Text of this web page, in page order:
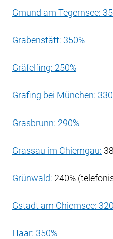
Gmund am Tegernsee:
Grabenstätt: 350%
Gräfelfing: 250%
Grafing bei München:
Grasbrunn: 290%
Grassau im Chiemgau:
Grünwald: 240%
Gstadt am Chiemsee:
Haar: 350%